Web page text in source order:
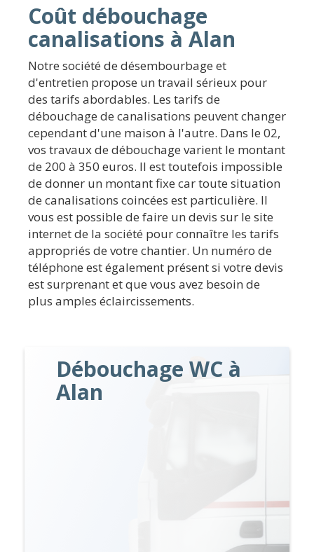
Coût débouchage
canalisations à Alan
Notre société de désembourbage et
d'entretien propose un travail sérieux pour
des tarifs abordables. Les tarifs de
débouchage de canalisations peuvent changer
cependant d'une maison à l'autre. Dans le 02,
vos travaux de débouchage varient le montant
de 200 à 350 euros. Il est toutefois impossible
de donner un montant fixe car toute situation
de canalisations coincées est particulière. Il
vous est possible de faire un devis sur le site
internet de la société pour connaître les tarifs
appropriés de votre chantier. Un numéro de
téléphone est également présent si votre devis
est surprenant et que vous avez besoin de
plus amples éclaircissements.
Débouchage WC à
Alan